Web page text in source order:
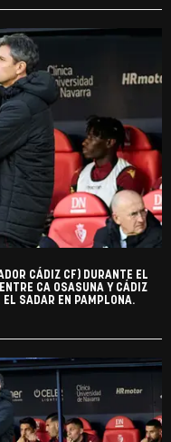
CÁDIZ CF) DURANTE EL
CA OSASUNA Y CÁDIZ
EL SADAR EN PAMPLONA.